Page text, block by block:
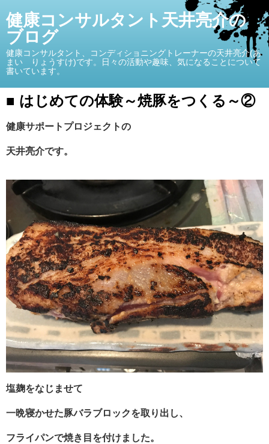
健康コンサルタント天井亮介の
ブログ
健康コンサルタント、コンディショニングトレーナーの天井亮介(あ
まい りょうすけ)です。日々の活動や趣味、気になることについて
書いています。
■ はじめての体験～焼豚をつくる～②
健康サポートプロジェクトの
天井亮介です。
塩麹をなじませて
一晩寝かせた豚バラブロックを取り出し、
フライパンで焼き目を付けました。